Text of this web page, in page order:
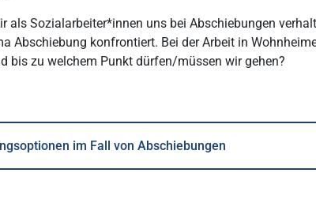
als Sozialarbeiter*innen uns bei Abschiebungen
Abschiebung konfrontiert. Bei der Arbeit in
bis zu welchem Punkt dürfen/müssen wir gehen?
im Fall von Abschiebungen